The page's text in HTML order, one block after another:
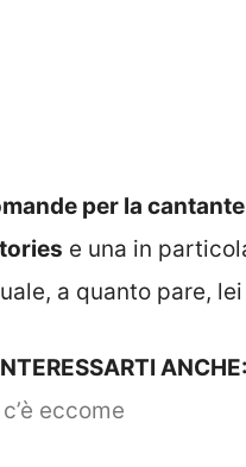
per la
e una in
a quanto pare,
ANCHE:
eccome